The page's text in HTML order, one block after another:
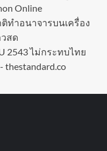
Online
ทำอนาจารบนเครื่อง
สด
2543 ไม่กระทบไทย